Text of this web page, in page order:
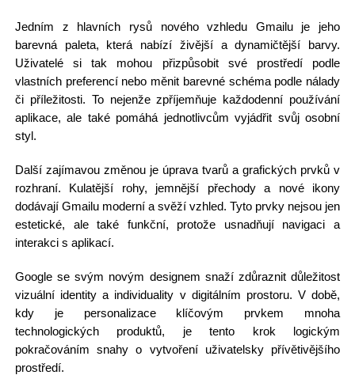
Jedním z hlavních rysů nového vzhledu Gmailu je jeho
barevná paleta, která nabízí živější a dynamičtější barvy.
Uživatelé si tak mohou přizpůsobit své prostředí podle
vlastních preferencí nebo měnit barevné schéma podle nálady
či příležitosti. To nejenže zpříjemňuje každodenní používání
aplikace, ale také pomáhá jednotlivcům vyjádřit svůj osobní
styl.
Další zajímavou změnou je úprava tvarů a grafických prvků v
rozhraní. Kulatější rohy, jemnější přechody a nové ikony
dodávají Gmailu moderní a svěží vzhled. Tyto prvky nejsou jen
estetické, ale také funkční, protože usnadňují navigaci a
interakci s aplikací.
Google se svým novým designem snaží zdůraznit důležitost
vizuální identity a individuality v digitálním prostoru. V době,
kdy je personalizace klíčovým prvkem mnoha
technologických produktů, je tento krok logickým
pokračováním snahy o vytvoření uživatelsky přívětivějšího
prostředí.